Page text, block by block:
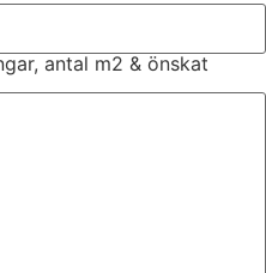
antal m2 & önskat